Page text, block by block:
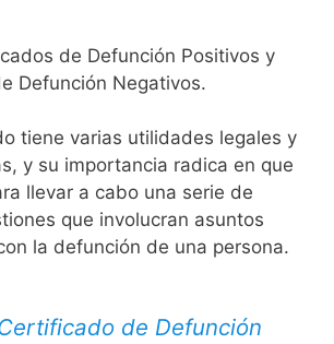
de Defunción Positivos y
Defunción Negativos.
tiene varias utilidades legales y
y su importancia radica en que
llevar a cabo una serie de
que involucran asuntos
la defunción de una persona.
de Defunción